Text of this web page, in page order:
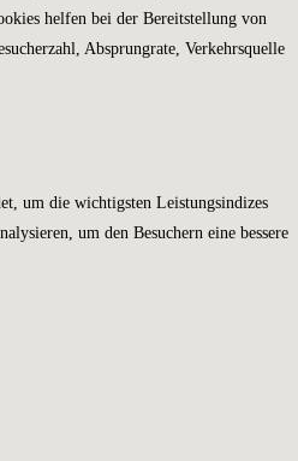
helfen bei der Bereitstellung von
Absprungrate, Verkehrsquelle
um die wichtigsten Leistungsindizes
um den Besuchern eine bessere